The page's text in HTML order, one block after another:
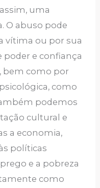
uma
O abuso pode
vítima ou por sua
poder e confiança
bem como por
como
podemos
cultural e
a economia,
políticas
e a pobreza
como